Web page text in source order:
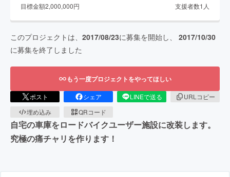
目標金額2,000,000円 支援者数1 人
このプロジェクトは、 2017/08/23に募集を開始し、 2017/10/30
に募集を終了しました
もう一度プロジェクトをやってほしい
ポスト シェア LINEで送る
URLコピー
埋め込み
QRコード
自宅の車庫をロードバイクユーザー施設に改装します。
究極の痛チャリを作ります！